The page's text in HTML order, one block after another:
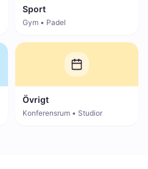
Sport
Gym • Padel
Övrigt
Konferensrum • Studior